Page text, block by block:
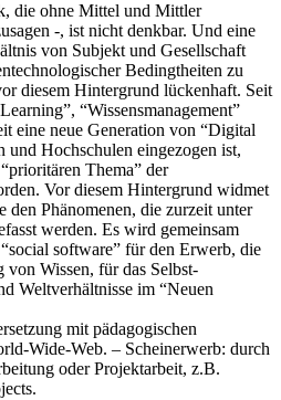
die ohne Mittel und Mittler
-, ist nicht denkbar. Und eine
von Subjekt und Gesellschaft
Bedingtheiten zu
diesem Hintergrund lückenhaft. Seit
“Wissensmanagement”
eine neue Generation von “Digital
und Hochschulen eingezogen ist,
Thema” der
Vor diesem Hintergrund widmet
den Phänomenen, die zurzeit unter
werden. Es wird gemeinsam
software” für den Erwerb, die
Wissen, für das Selbst-
Weltverhältnisse im “Neuen
mit pädagogischen
Wide-Web. – Scheinerwerb: durch
oder Projektarbeit, z.B.